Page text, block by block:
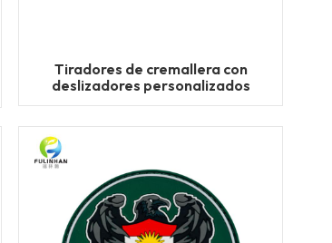
Tiradores de cremallera con
deslizadores personalizados